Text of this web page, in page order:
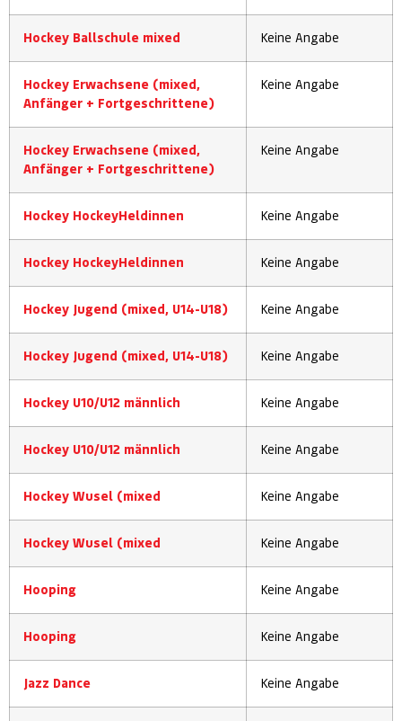
Hockey Ballschule mixed Keine Angabe
Hockey Erwachsene (mixed,
Anfänger + Fortgeschrittene)
Keine Angabe
Hockey Erwachsene (mixed,
Anfänger + Fortgeschrittene)
Keine Angabe
Hockey HockeyHeldinnen Keine Angabe
Hockey HockeyHeldinnen Keine Angabe
Hockey Jugend (mixed, U14-U18) Keine Angabe
Hockey Jugend (mixed, U14-U18) Keine Angabe
Hockey U10/U12 männlich Keine Angabe
Hockey U10/U12 männlich Keine Angabe
Hockey Wusel (mixed Keine Angabe
Hockey Wusel (mixed Keine Angabe
Hooping Keine Angabe
Hooping Keine Angabe
Jazz Dance Keine Angabe